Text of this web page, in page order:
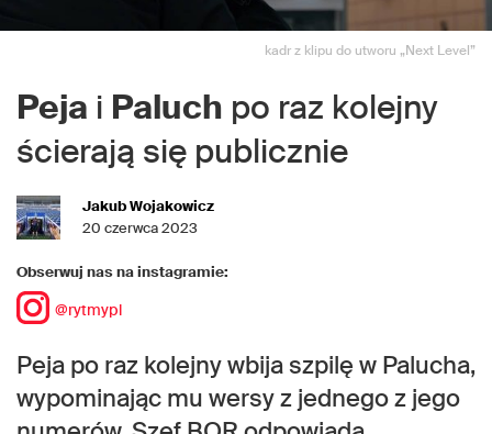
kadr z klipu do utworu „Next Level”
Peja i Paluch po raz kolejny
ścierają się publicznie
Jakub Wojakowicz
20 czerwca 2023
Obserwuj nas na instagramie:
@rytmypl
Peja po raz kolejny wbija szpilę w Palucha,
wypominając mu wersy z jednego z jego